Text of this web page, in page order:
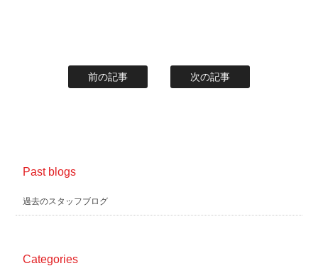
前の記事 次の記事
Past blogs
過去のスタッフブログ
Categories